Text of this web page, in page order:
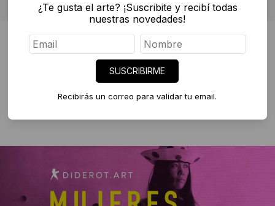
abril 6, 2021
Mujeres en el arte – Ciclo de charlas
Diderot.art
¿Te gusta el arte? ¡Suscribite y recibí todas
nuestras novedades!
SUSCRIBIRME
Recibirás un correo para validar tu email.